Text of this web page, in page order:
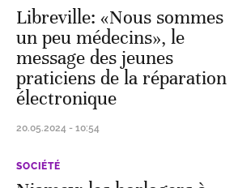
Libreville: «Nous sommes
un peu médecins», le
message des jeunes
praticiens de la réparation
électronique
20.05.2024 - 10:54
SOCIÉTÉ